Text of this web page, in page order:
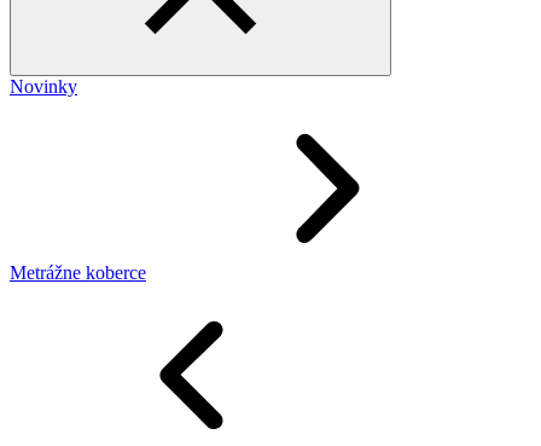
Novinky
Metrážne koberce